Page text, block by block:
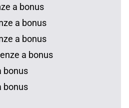
a bonus
a bonus
a bonus
a bonus
bonus
bonus